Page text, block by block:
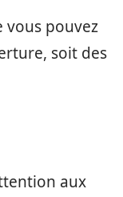
vous pouvez
soit des
aux